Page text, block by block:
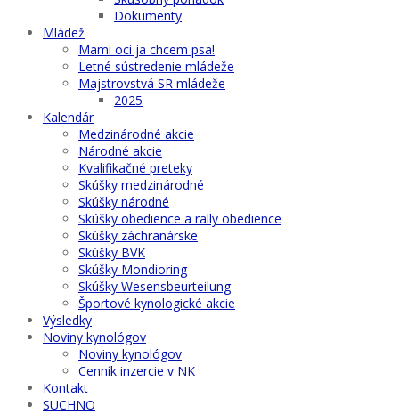
Dokumenty
Mládež
Mami oci ja chcem psa!
Letné sústredenie mládeže
Majstrovstvá SR mládeže
2025
Kalendár
Medzinárodné akcie
Národné akcie
Kvalifikačné preteky
Skúšky medzinárodné
Skúšky národné
Skúšky obedience a rally obedience
Skúšky záchranárske
Skúšky BVK
Skúšky Mondioring
Skúšky Wesensbeurteilung
Športové kynologické akcie
Výsledky
Noviny kynológov
Noviny kynológov
Cenník inzercie v NK
Kontakt
SUCHNO